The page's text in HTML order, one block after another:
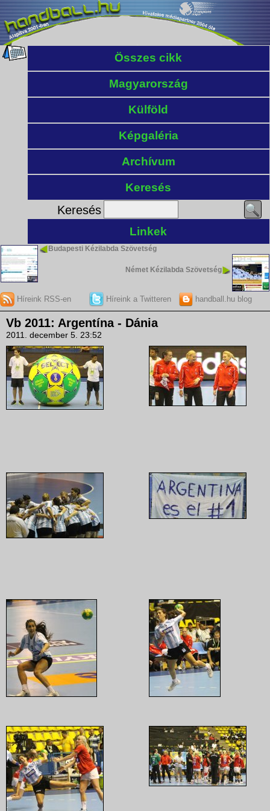
Összes cikk
Magyarország
Külföld
Képgaléria
Archívum
Keresés
Keresés
Linkek
Budapesti Kézilabda Szövetség
Német Kézilabda Szövetség
Híreink RSS-en Híreink a Twitteren handball.hu blog
Vb 2011: Argentína - Dánia
2011. december 5. 23:52